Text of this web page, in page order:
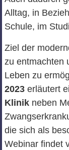
Alltag, in
Schule, im
Ziel der
zu entmachten
Leben zu
2023erläutert
Klinikneben
die sich als
Webinar findet